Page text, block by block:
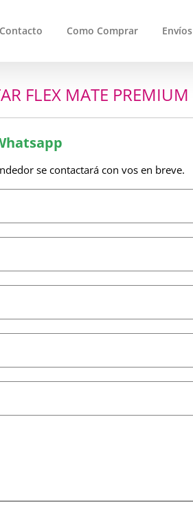
Contacto Como Comprar Envíos
FLEX MATE PREMIUM
se contactará con vos en breve.